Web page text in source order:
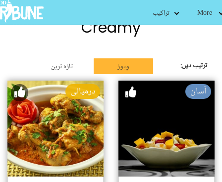
تراکیب More
Creamy
ترتیب دیں: تازہ ترین وِیوز
درمیانی آسان